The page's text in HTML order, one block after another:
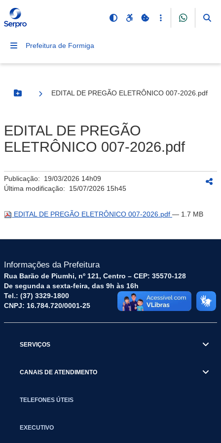
Prefeitura de Formiga
Botão Menu
EDITAL DE PREGÃO ELETRÔNICO 007-2026.pdf
EDITAL DE PREGÃO
ELETRÔNICO 007-2026.pdf
Publicação: 19/03/2026 14h09
Última modificação: 15/07/2026 15h45
EDITAL DE PREGÃO ELETRÔNICO 007-2026.pdf — 1.7 MB
Informações da Prefeitura
Rua Barão de Piumhi, nº 121, Centro – CEP: 35570-128
De segunda a sexta-feira, das 9h às 16h
Tel.: (37) 3329-1800
CNPJ: 16.784.720/0001-25
SERVIÇOS
CANAIS DE ATENDIMENTO
TELEFONES ÚTEIS
EXECUTIVO